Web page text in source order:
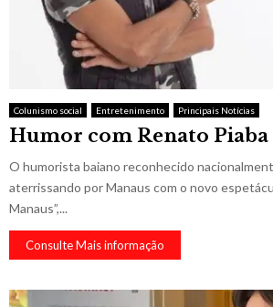
Colunismo social Entretenimento Principais Notícias
Humor com Renato Piaba
O humorista baiano reconhecido
aterrissando por Manaus com o novo
Manaus”,...
Consulte Mais informação